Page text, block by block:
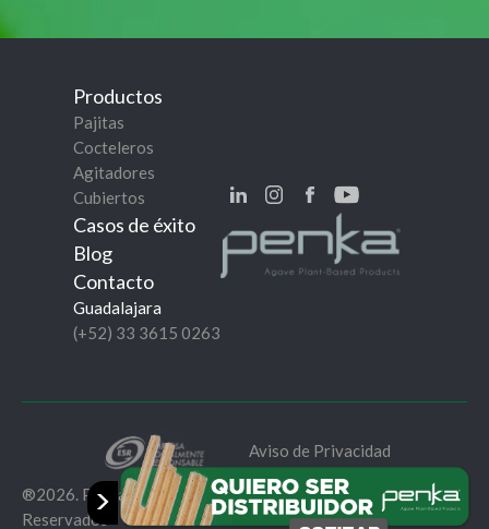
Productos
Pajitas
Cocteleros
Agitadores
Cubiertos
Casos de éxito
Blog
Contacto
Guadalajara
(+52) 33 3615 0263
®2026. Penka® Mundo Sustentable. Todos los Derechos
Reservados
Aviso de Privacidad
>